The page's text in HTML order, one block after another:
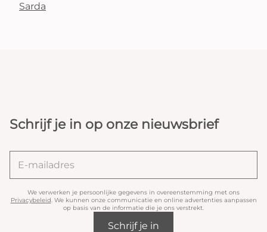
Sarda
Schrijf je in op onze nieuwsbrief
We verwerken je persoonlijke gegevens in overeenstemming met ons
Privacybeleid. We kunnen onze communicatie en online advertenties aanpassen
op basis van de informatie die je ons verstrekt.
Schrijf je in